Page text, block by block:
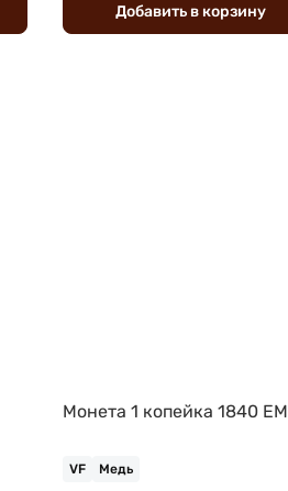
Добавить вкорзину
Монета 1 копейка 1840 ЕМ
VF Медь